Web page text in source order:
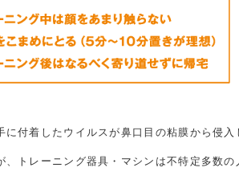
付着したウイルスが鼻口目の粘膜から侵
トレーニング器具・マシンは不特定多数の